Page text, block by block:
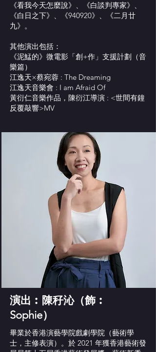
《看我今天怎麼說》、《白談判專家》、
《白日之下》、《940920》、《二月廿
九》。
其他演出包括：
《泥鯭的》微電影「創+作」支援計劃（音
樂篇）
江逸天×蔡宛蓉 : The Dreaming
江逸天音樂會 : I am Afraid Of
黃衍仁音樂作品，陳衍江導演 : <世間有鐘
反覆敲響>MV
演出︰陳秄沁（飾︰
Sophie）
畢業於香港演藝學院戲劇學院（藝術學
士，主修表演）。於 2021 年獲香港藝術發